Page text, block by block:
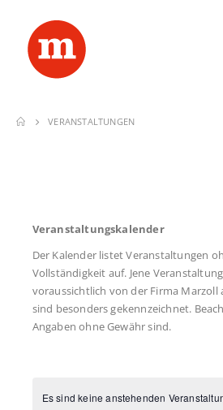
VERANSTALTUNGEN
Veranstaltungskalender
Der Kalender listet Veranstaltungen
Vollständigkeit auf. Jene
voraussichtlich von der Firma Marzoll
sind besonders gekennzeichnet.
Angaben ohne Gewähr sind.
Es sind keine anstehenden